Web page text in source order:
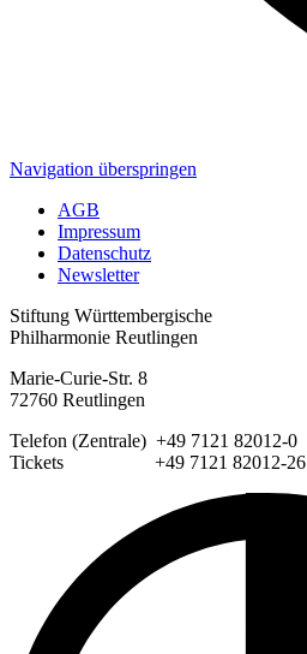
Navigation überspringen
AGB
Impressum
Datenschutz
Newsletter
Stiftung Württembergische
Philharmonie Reutlingen
Marie-Curie-Str. 8
72760 Reutlingen
Telefon (Zentrale) +49 7121 82012-0
Tickets +49 7121 82012-26